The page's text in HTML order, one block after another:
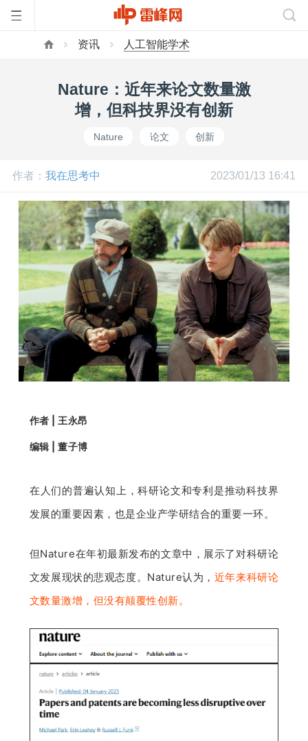
网
公
开
课
心
GAIR
专
题
爱
搞
资讯 人工智能学术
Nature：近年来论文数量激
增，但科技界没有创新
Nature 论文 创新
作者： 我在思考中 2023/01/13 16:41
作者 | 王永昂
编辑 | 董子博
在人们的普遍认知上，科研论文和专利是推动科技界
发展的重要因素，也是企业产学研结合的重要一环。
但Nature在年初最新发布的文章中，展示了对科研论
文发展现状的悲观态度。Nature认为， 近年来科研论
文数量激增，但没有颠覆性创新。